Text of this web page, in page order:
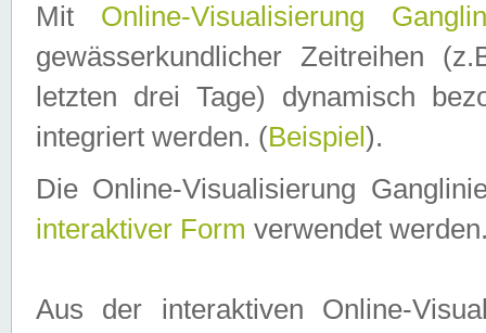
Mit Online-Visualisierung
gewässerkundlicher Zeitreihen
letzten drei Tage) dynamisch
integriert werden. (Beispiel ).
Die Online-Visualisierung
interaktiver Form verwendet
Aus der interaktiven Online-